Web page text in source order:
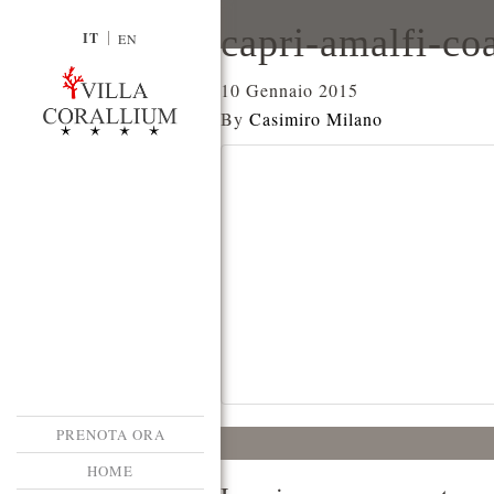
IT EN
PRENOTA ORA
HOME
capri-amalfi-
10 Gennaio 2015
By Casimiro Milano